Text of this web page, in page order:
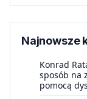
Najnowsze
Konrad
sposób na
pomocą